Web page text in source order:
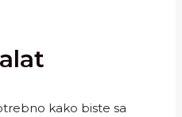
kako biste sa